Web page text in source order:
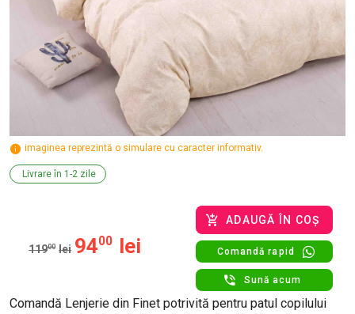
imaginea reprezintă o simulare cu caracter informativ.
Livrare în 1-2 zile
11900 lei 9400 lei
ADAUGĂ ÎN COȘ
Comandă rapid
Sună acum
Comandă Lenjerie din Finet potrivită pentru patul copilului